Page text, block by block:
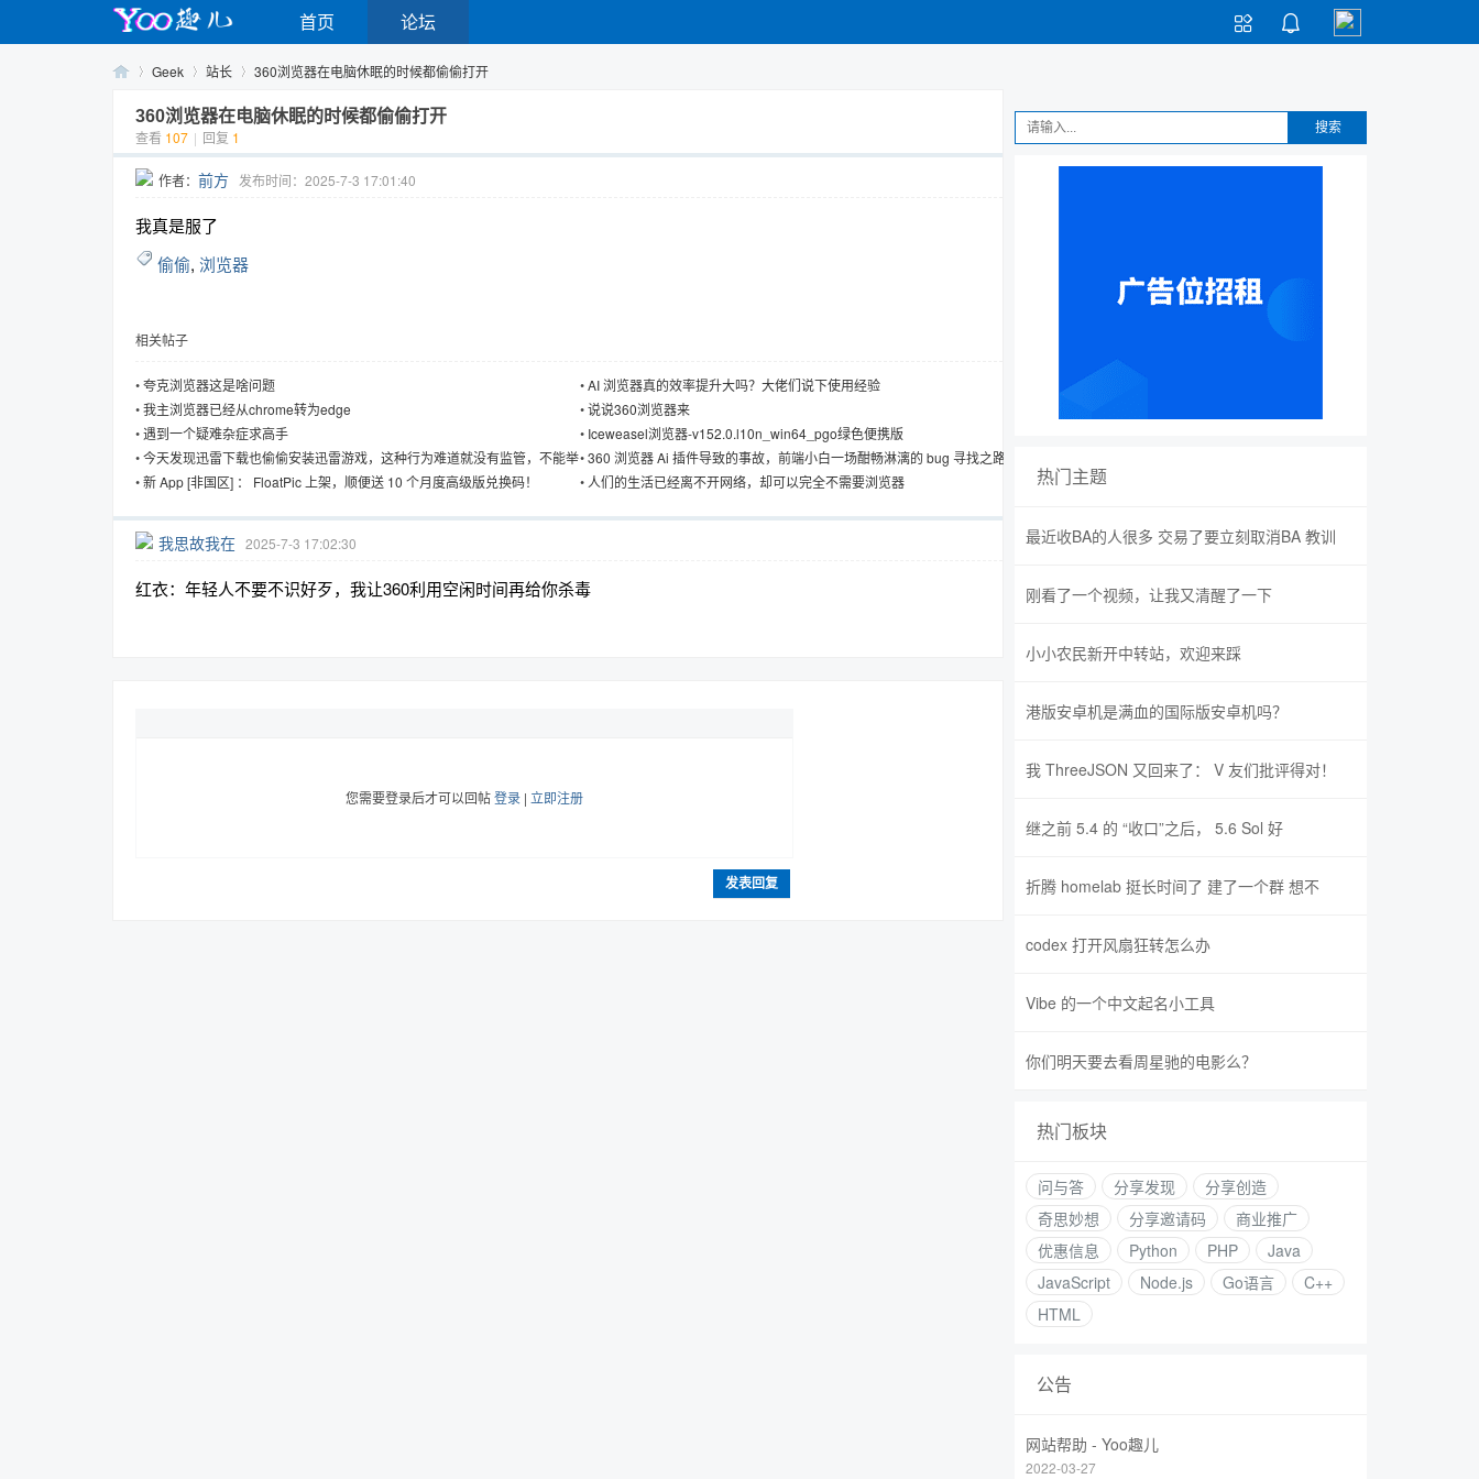


首页 论坛
Geek 站长 360浏览器在电脑休眠的时候都偷偷打开
360浏览器在电脑休眠的时候都偷偷打开
查看 107 | 回复 1
作者： 前方 发布时间：2025-7-3 17:01:40
我真是服了
偷偷, 浏览器
相关帖子
•夸克浏览器这是啥问题 •AI 浏览器真的效率提升大吗？大佬们说下使用经验
•我主浏览器已经从chrome转为edge •说说360浏览器来
•遇到一个疑难杂症求高手 • Iceweasel浏览器-v152.0.l10n_win64_pgo绿色便携版
•今天发现迅雷下载也偷偷安装迅雷游戏，这种行为难道就没有监管，不能举
报吗
•360 浏览器 Ai 插件导致的事故，前端小白一场酣畅淋漓的 bug 寻找之路
•新 App [非国区] ： FloatPic 上架，顺便送 10 个月度高级版兑换码！ • 人们的生活已经离不开网络，却可以完全不需要浏览器
我思故我在 2025-7-3 17:02:30
红衣：年轻人不要不识好歹，我让360利用空闲时间再给你杀毒
您需要登录后才可以回帖登录 | 立即注册
发表回复
搜索
热门主题
最近收BA的人很多 交易了要立刻取消BA 教训
刚看了一个视频，让我又清醒了一下
小小农民新开中转站，欢迎来踩
港版安卓机是满血的国际版安卓机吗？
我 ThreeJSON 又回来了： V 友们批评得对！
继之前 5.4 的 “收口”之后， 5.6 Sol 好
折腾 homelab 挺长时间了 建了一个群 想不
codex 打开风扇狂转怎么办
Vibe 的一个中文起名小工具
你们明天要去看周星驰的电影么？
热门板块
问与答 分享发现
分享创造
奇思妙想
分享邀请码
商业推广
优惠信息
Python PHP
Java
JavaScript
Node.js Go语言
C++
HTML
公告
网站帮助 - Yoo趣儿
2022-03-27